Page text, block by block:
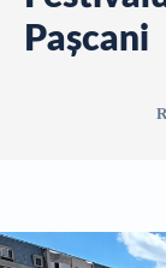
Pașcani